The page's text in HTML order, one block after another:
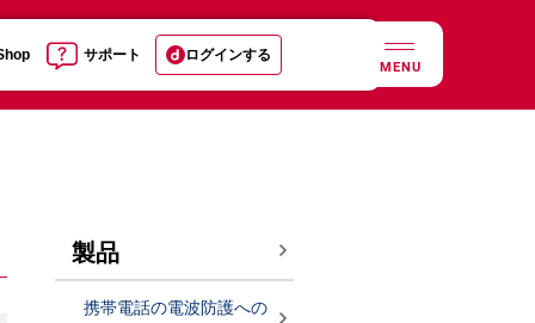
サポート ログインする
MENU
製品
携帯電話の電波防護への